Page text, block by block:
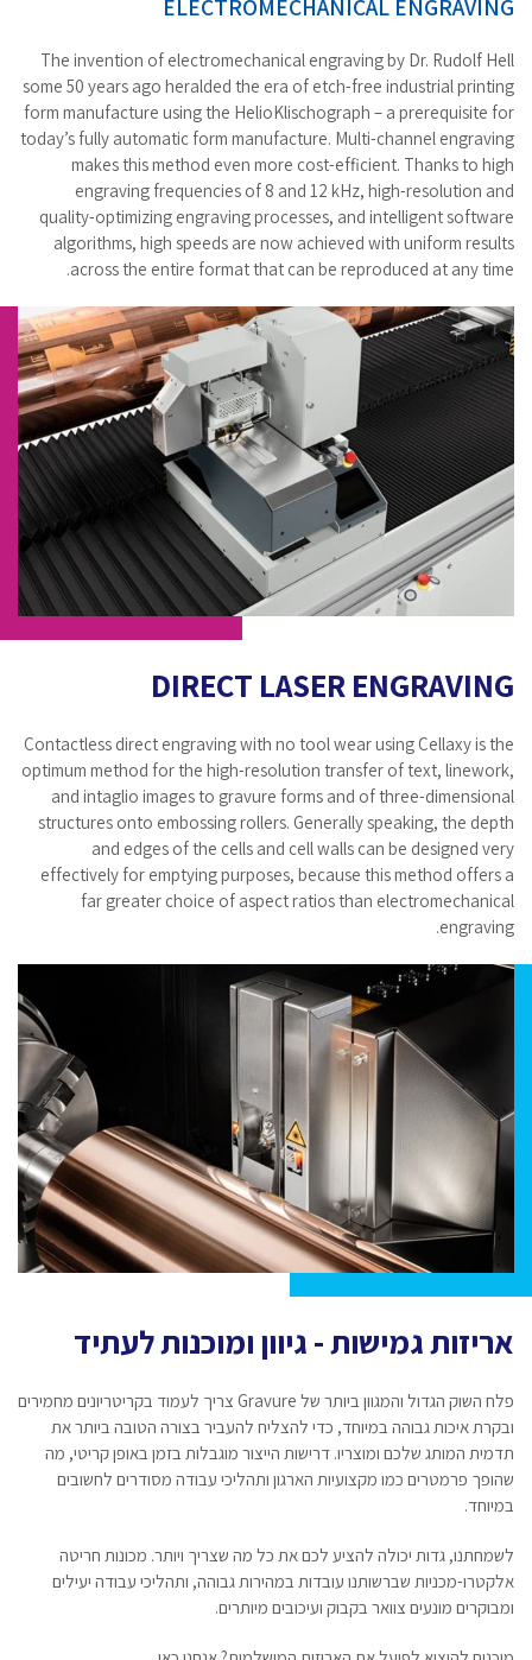
ELECTROMECHANICAL ENGRAVING
The invention of electromechanical engraving by Dr. Rudolf Hell
some 50 years ago heralded the era of etch-free industrial printing
form manufacture using the HelioKlischograph – a prerequisite for
today’s fully automatic form manufacture. Multi-channel engraving
makes this method even more cost-efficient. Thanks to high
engraving frequencies of 8 and 12 kHz, high-resolution and
quality-optimizing engraving processes, and intelligent software
algorithms, high speeds are now achieved with uniform results
across the entire format that can be reproduced at any time.
DIRECT LASER ENGRAVING
Contactless direct engraving with no tool wear using Cellaxy is the
optimum method for the high-resolution transfer of text, linework,
and intaglio images to gravure forms and of three-dimensional
structures onto embossing rollers. Generally speaking, the depth
and edges of the cells and cell walls can be designed very
effectively for emptying purposes, because this method offers a
far greater choice of aspect ratios than electromechanical
engraving.
אריזות גמישות - גיוון ומוכנות לעתיד
פלח השוק הגדול והמגוון ביותר של Gravure צריך לעמוד בקריטריונים מחמירים
ובקרת איכות גבוהה במיוחד, כדי להצליח להעביר בצורה הטובה ביותר את
תדמית המותג שלכם ומוצריו. דרישות הייצור מוגבלות בזמן באופן קריטי, מה
שהופך פרמטרים כמו מקצועיות הארגון ותהליכי עבודה מסודרים לחשובים
במיוחד.
לשמחתנו, גדות יכולה להציע לכם את כל מה שצריך ויותר. מכונות חריטה
אלקטרו-מכניות שברשותנו עובדות במהירות גבוהה, ותהליכי עבודה יעילים
ומבוקרים מונעים צוואר בקבוק ועיכובים מיותרים.